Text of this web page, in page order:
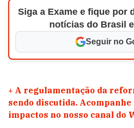
Siga a Exame e fique por
notícias do Brasil
Seguir no
+ A regulamentação da
sendo discutida. Acompanhe
impactos no nosso canal do